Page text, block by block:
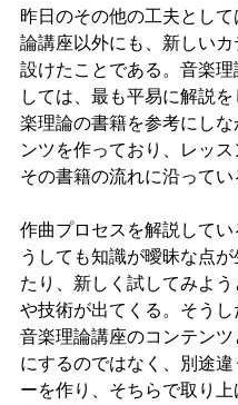
昨日のその他の工夫として
論講座以外にも、新しいカ
設けたことである。音楽理
しては、最も平易に解説
楽理論の書籍を参考にしな
ンツを作っており、レッ
その書籍の流れに沿ってい
作曲プロセスを解説して
うしても知識が曖昧な点が
たり、新しく試してみよう
や技術が出てくる。そうし
音楽理論講座のコンテン
にするのではなく、別途違
ーを作り、そちらで取り上